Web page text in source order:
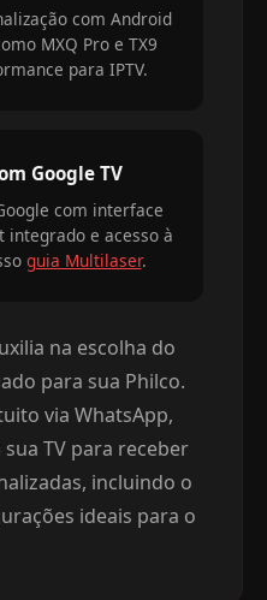
com Android
MXQ Pro e TX9
para IPTV.
Google TV
com interface
integrado e acesso à
guia Multilaser.
na escolha do
para sua Philco.
via WhatsApp,
TV para receber
incluindo o
ideais para o